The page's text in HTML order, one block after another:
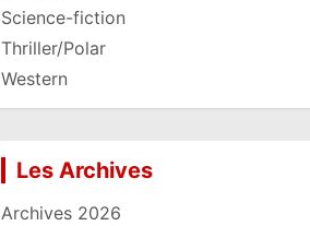
Science-fiction
Thriller/Polar
Western
Les Archives
Archives 2026